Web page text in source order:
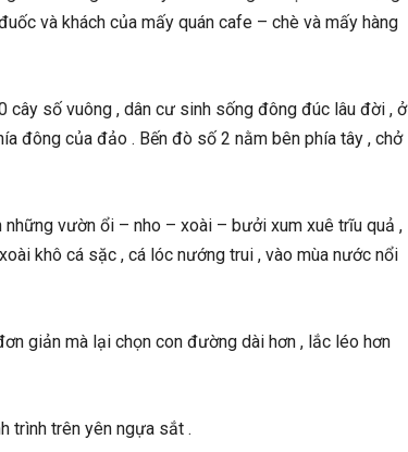
và khách của mấy quán cafe – chè và mấy hàng
cây số vuông , dân cư sinh sống đông đúc lâu đời , ở
đông của đảo . Bến đò số 2 nằm bên phía tây , chở
vườn ổi – nho – xoài – bưởi xum xuê trĩu quả ,
khô cá sặc , cá lóc nướng trui , vào mùa nước nổi
giản mà lại chọn con đường dài hơn , lắc léo hơn
trình trên yên ngựa sắt .